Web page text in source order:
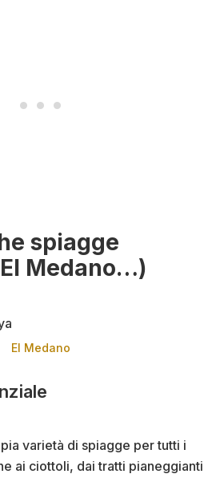
spiagge
Medano…)
El Medano
varietà di spiagge per tutti i
ai ciottoli, dai tratti pianeggianti